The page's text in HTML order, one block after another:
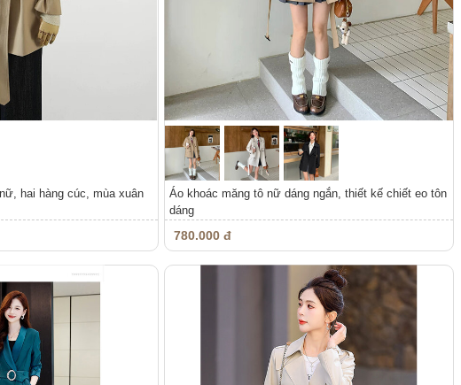
hai hàng cúc, mùa xuân
Áo khoác măng tô nữ dáng ngắn, thiết kế chiết eo tôn
dáng
780.000 đ